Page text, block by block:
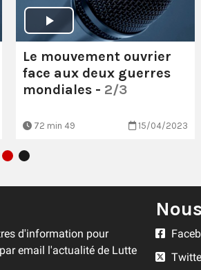
Le mouvement ouvrier
face aux deux guerres
mondiales - 2/3
72 min 49 15/04/2023
d'information pour
email l'actualité de Lutte